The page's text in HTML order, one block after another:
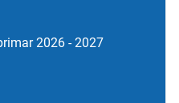
2026 - 2027